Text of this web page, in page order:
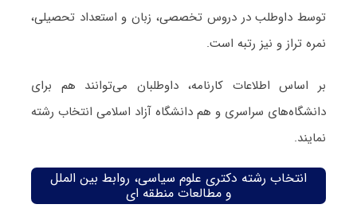
توسط داوطلب در دروس تخصصی، زبان و استعداد تحصیلی،
نمره تراز و نیز رتبه است.
بر اساس اطلاعات کارنامه، داوطلبان می‌توانند هم برای
دانشگاه‌های سراسری و هم دانشگاه آزاد اسلامی انتخاب رشته
نمایند.
انتخاب رشته دکتری علوم سیاسی، روابط بین الملل
و مطالعات منطقه ای